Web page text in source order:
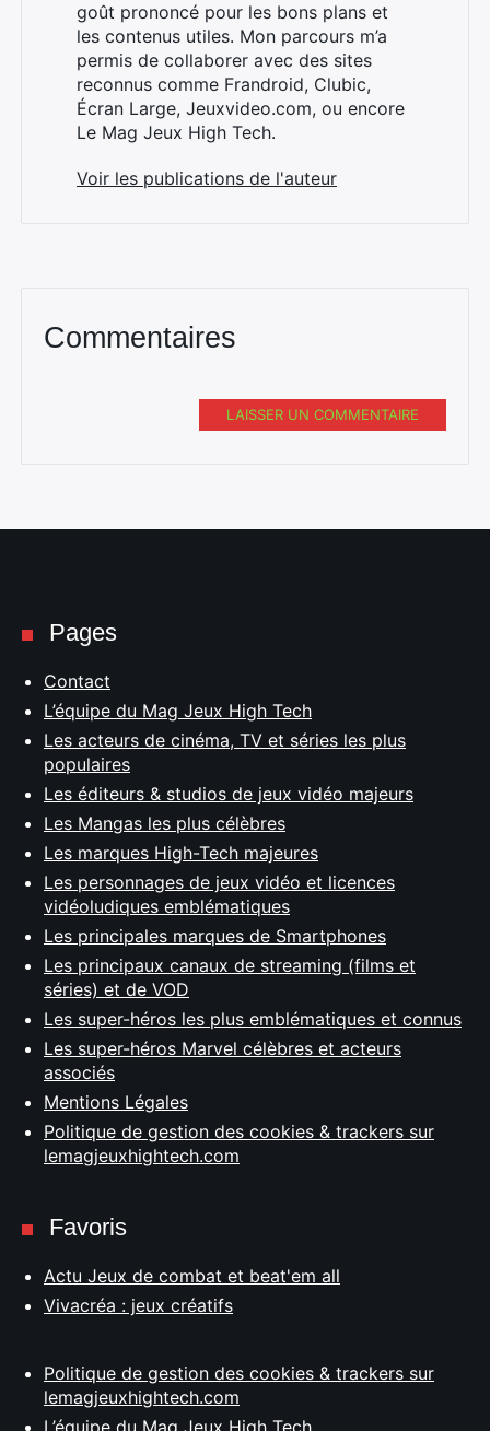
goût prononcé pour les bons plans et
les contenus utiles. Mon parcours m’a
permis de collaborer avec des sites
reconnus comme Frandroid, Clubic,
Écran Large, Jeuxvideo.com, ou encore
Le Mag Jeux High Tech.
Voir les publications de l'auteur
Commentaires
LAISSER UN COMMENTAIRE
Pages
Contact
L’équipe du Mag Jeux High Tech
Les acteurs de cinéma, TV et séries les plus
populaires
Les éditeurs & studios de jeux vidéo majeurs
Les Mangas les plus célèbres
Les marques High-Tech majeures
Les personnages de jeux vidéo et licences
vidéoludiques emblématiques
Les principales marques de Smartphones
Les principaux canaux de streaming (films et
séries) et de VOD
Les super-héros les plus emblématiques et connus
Les super-héros Marvel célèbres et acteurs
associés
Mentions Légales
Politique de gestion des cookies & trackers sur
lemagjeuxhightech.com
Favoris
Actu Jeux de combat et beat'em all
Vivacréa : jeux créatifs
Politique de gestion des cookies & trackers sur
lemagjeuxhightech.com
L’équipe du Mag Jeux High Tech
Rechercher